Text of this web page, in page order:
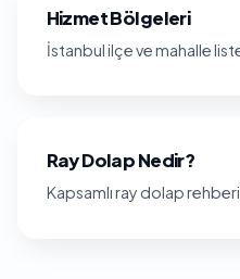
Hizmet Bölgeleri
İstanbul ilçe ve mahalle
Ray Dolap Nedir?
Kapsamlı ray dolap rehberi